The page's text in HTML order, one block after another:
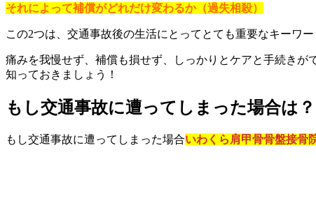
それによって補償がどれだけ変わるか（過失相殺）
この2つは、交通事故後の生活にとってとても重要なキーワー
痛みを我慢せず、補償も損せず、しっかりとケアと手続きが
知っておきましょう！
もし交通事故に遭ってしまった場合は？
もし交通事故に遭ってしまった場合いわくら肩甲骨骨盤接骨